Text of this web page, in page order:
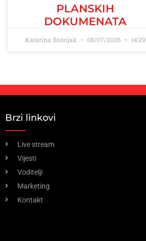
PLANSKIH
DOKUMENATA
Katarina Bošnjak 08/07/2026 14:29
Brzi linkovi
Live stream
Vijesti
Voditelji
Marketing
Kontakt